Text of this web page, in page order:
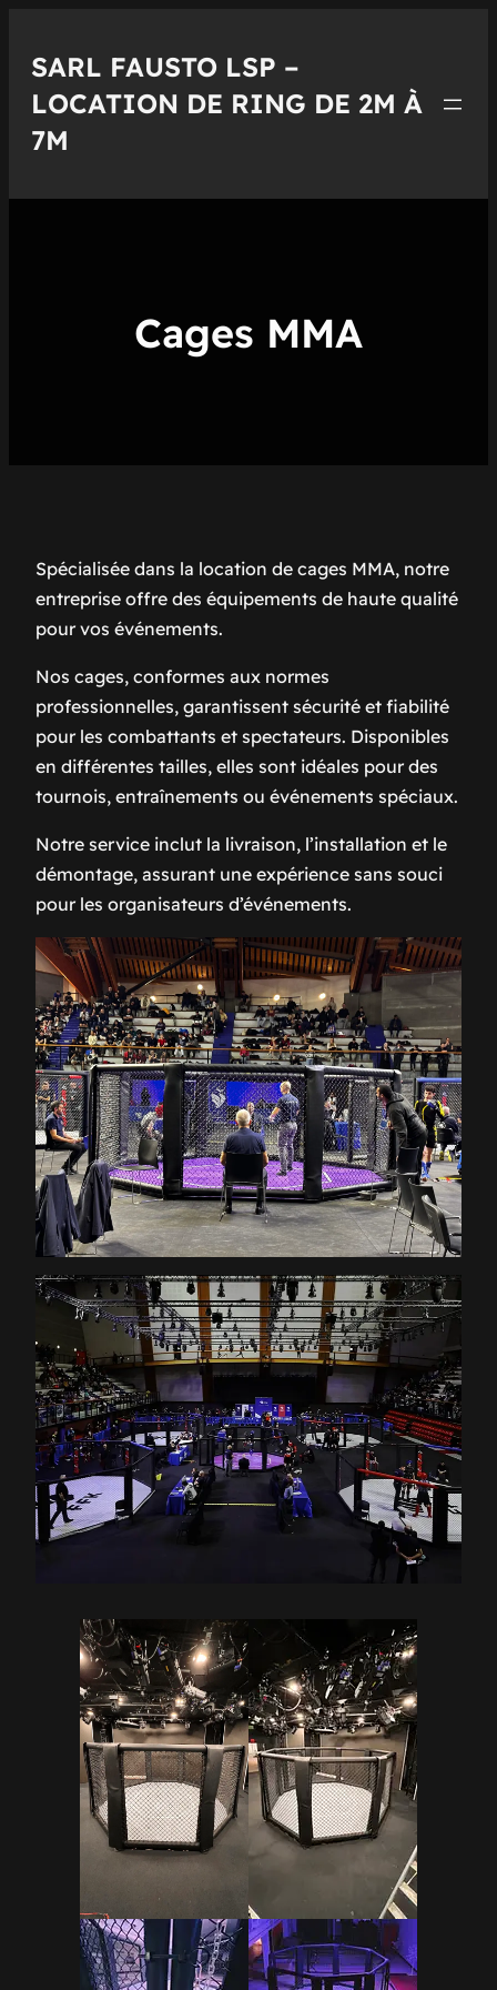
contenu
SARL FAUSTO LSP –
LOCATION DE RING DE 2M À
7M
Cages MMA
Spécialisée dans la location de cages MMA, notre
entreprise offre des équipements de haute qualité
pour vos événements.
Nos cages, conformes aux normes
professionnelles, garantissent sécurité et fiabilité
pour les combattants et spectateurs. Disponibles
en différentes tailles, elles sont idéales pour des
tournois, entraînements ou événements spéciaux.
Notre service inclut la livraison, l’installation et le
démontage, assurant une expérience sans souci
pour les organisateurs d’événements.